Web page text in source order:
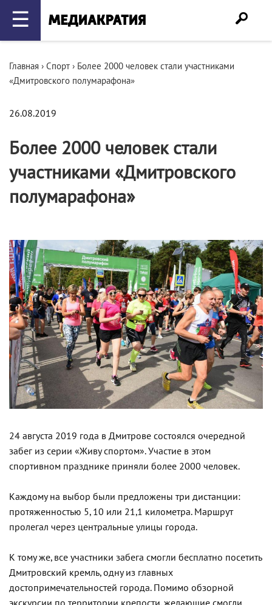
☰
Главная › Спорт › Более 2000 человек стали участниками
«Дмитровского полумарафона»
26.08.2019
Более 2000 человек стали
участниками «Дмитровского
полумарафона»
24 августа 2019 года в Дмитрове состоялся очередной
забег из серии «Живу спортом». Участие в этом
спортивном празднике приняли более 2000 человек.
Каждому на выбор были предложены три дистанции:
протяженностью 5, 10 или 21,1 километра. Маршрут
пролегал через центральные улицы города.
К тому же, все участники забега смогли бесплатно посетить
Дмитровский кремль, одну из главных
достопримечательностей города. Помимо обзорной